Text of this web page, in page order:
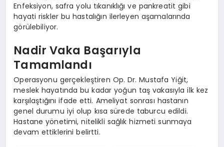
Enfeksiyon, safra yolu tıkanıklığı ve pankreatit gibi
hayati riskler bu hastalığın ilerleyen aşamalarında
görülebiliyor.
Nadir Vaka Başarıyla
Tamamlandı
Operasyonu gerçekleştiren Op. Dr. Mustafa Yiğit,
meslek hayatında bu kadar yoğun taş vakasıyla ilk kez
karşılaştığını ifade etti. Ameliyat sonrası hastanın
genel durumu iyi olup kısa sürede taburcu edildi.
Hastane yönetimi, nitelikli sağlık hizmeti sunmaya
devam ettiklerini belirtti.